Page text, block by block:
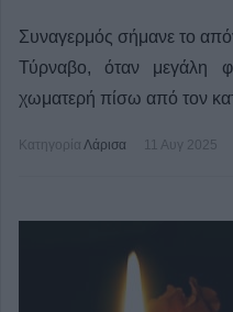
Συναγερμός σήμανε το
Τύρναβο, όταν μεγάλη
χωματερή πίσω από τον
Κατηγορία Λάρισα 11 Αυγ 2025